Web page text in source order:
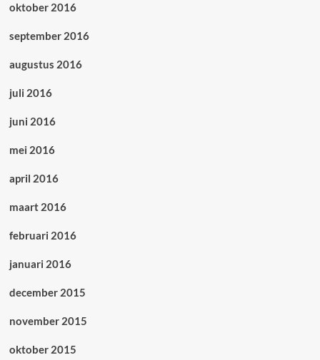
oktober 2016
september 2016
augustus 2016
juli 2016
juni 2016
mei 2016
april 2016
maart 2016
februari 2016
januari 2016
december 2015
november 2015
oktober 2015